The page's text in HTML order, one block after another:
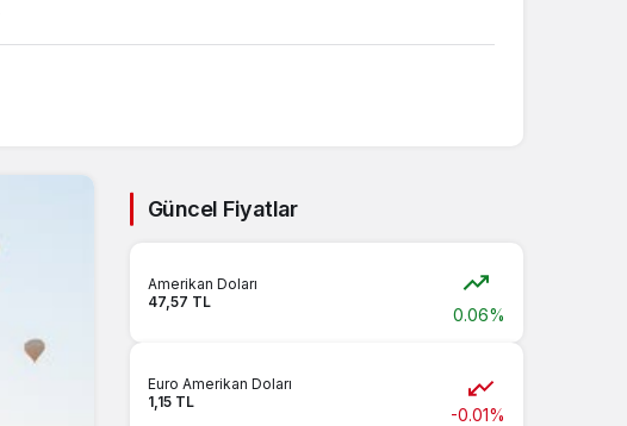
Güncel Fiyatlar
Amerikan Doları
47,57 TL
0.06%
Euro Amerikan Doları
1,15 TL
-0.01%